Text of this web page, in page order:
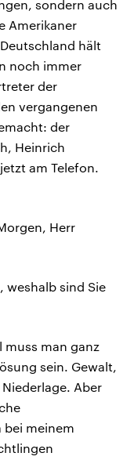
sondern auch
Amerikaner
hält
noch immer
der
vergangenen
der
Heinrich
am Telefon.
Herr
weshalb sind Sie
muss man ganz
sein. Gewalt,
Aber
meinem